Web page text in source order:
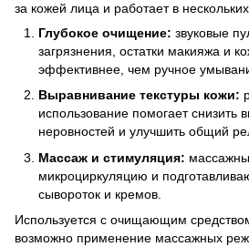
за кожей лица и работает в
Глубокое очищение: звуковые
загрязнения, остатки макияжа и
эффективнее, чем ручное
Выравнивание текстуры кожи:
использование помогает снизить
неровностей и улучшить общий
Массаж и стимуляция:
микроциркуляцию и
сывороток и кремов.
Используется с очищающим
возможно применение массажных